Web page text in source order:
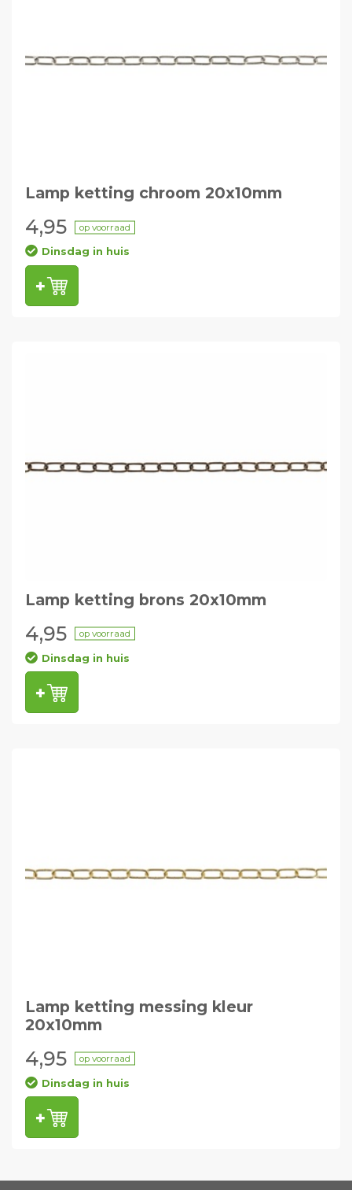
Lamp ketting chroom 20x10mm
4,95 op voorraad
Dinsdag in huis
Lamp ketting brons 20x10mm
4,95 op voorraad
Dinsdag in huis
Lamp ketting messing kleur
20x10mm
4,95 op voorraad
Dinsdag in huis